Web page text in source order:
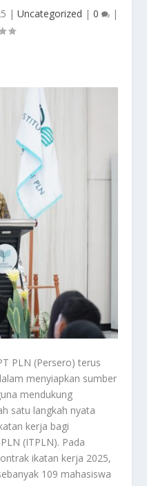
| Uncategorized | 0 |
PLN (Persero) terus
menyiapkan sumber
mendukung
satu langkah nyata
kerja bagi
(ITPLN). Pada
ikatan kerja 2025,
109 mahasiswa